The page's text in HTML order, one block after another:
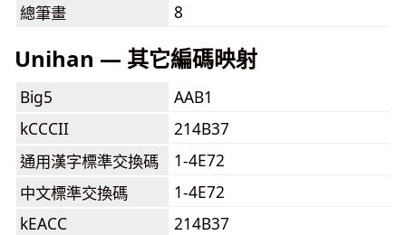
總筆畫
8
Unihan — 其它編碼映射
Big5
AAB1
kCCCII
214B37
通用漢字標準交換碼
1-4E72
中文標準交換碼
1-4E72
kEACC
214B37